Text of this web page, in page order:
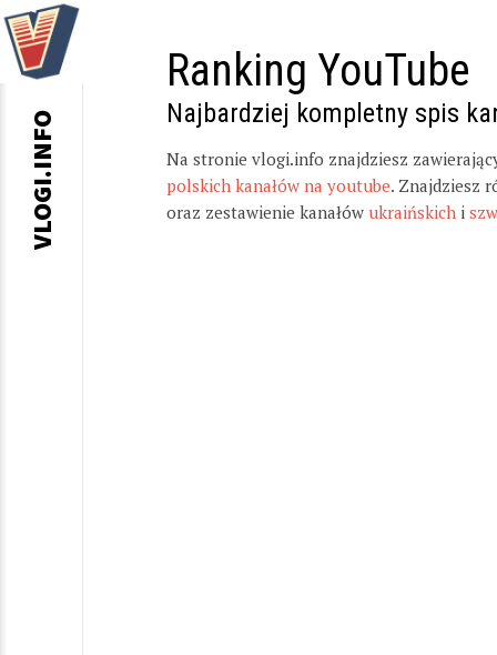
Ranking YouTube
Najbardziej kompletny spis
Na stronie vlogi.info znajdziesz
polskich kanałów na youtube. Znajdziesz
oraz zestawienie kanałów ukraińskich i
VLOGI.INFO